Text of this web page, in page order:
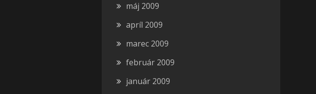
máj 2009
apríl 2009
marec 2009
február 2009
január 2009